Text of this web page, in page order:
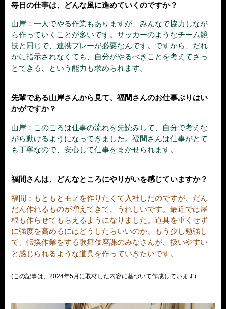
毎日の仕事は、どんな風に進めていくのですか？
山岸：一人でやる作業もありますが、みんなで協力しなが
ら作っていくことが多いです。サッカーのようなチーム競
技と同じで、連携プレーが必要なんです。ですから、だれ
かに指示されなくても、自分がやるべきことを考えてさっ
とできる、という能力も求められます。
先輩である山岸さんから見て、福間さんのお仕事ぶりはい
かがですか？
山岸：このごろは仕事の流れを先読みして、自分で考えな
がら動けるようになってきました。福間さんは仕事がとて
も丁寧なので、安心して仕事をまかせられます。
福間さんは、どんなところにやりがいを感じていますか？
福間：もともとモノを作りたくて入社したのですが、だん
だん作れるものが増えてきて、うれしいです。最近では屋
根も作らせてもらえるようになりました。道具を重くせず
に強度を高めるにはどうしたらいいのか、もう少し勉強し
て、転換作業をする歌舞伎座課のみなさんが、扱いやすい
と感じられるような道具を作っていきたいです。
(この記事は、2024年5月に取材した内容に基づいて作成しています)